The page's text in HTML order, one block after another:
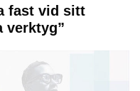
fast vid sitt
verktyg”